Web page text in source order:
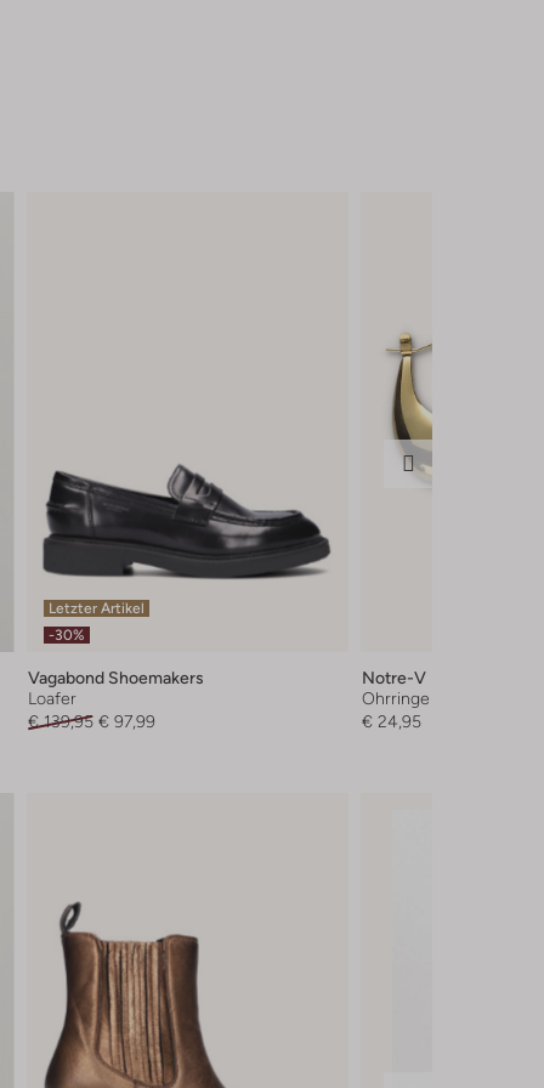
Letzter Artikel
-30%
Vagabond Shoemakers
Loafer
€ 139,95 € 97,99
Notre-V
Ohrringe
€ 24,95